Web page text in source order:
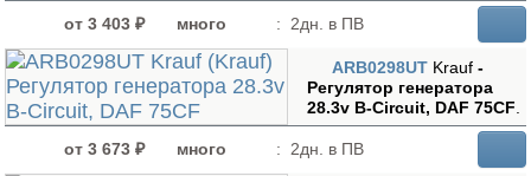
от 3 403 ₽
много : 2дн. в ПВ
ARB0298UT Krauf -
Регулятор генератора
28.3v B-Circuit, DAF 75CF
от 3 673 ₽ много : 2дн. в ПВ